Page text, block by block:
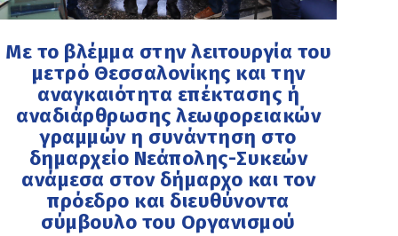
Με το βλέμμα στην λειτουργία του
μετρό Θεσσαλονίκης και την
αναγκαιότητα επέκτασης ή
αναδιάρθρωσης λεωφορειακών
γραμμών η συνάντηση στο
δημαρχείο Νεάπολης-Συκεών
ανάμεσα στον δήμαρχο και τον
πρόεδρο και διευθύνοντα
σύμβουλο του Οργανισμού